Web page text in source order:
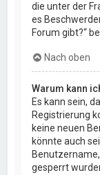
die unter der
es
Forum gibt?“
Nach oben
Warum kann
Es kann sein,
Registrierung
keine neuen
könnte auch
gesperrt